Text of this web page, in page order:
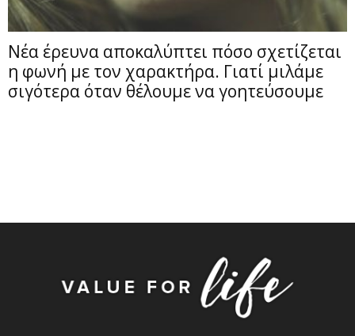
Νέα έρευνα αποκαλύπτει πόσο σχετίζεται
η φωνή με τον χαρακτήρα. Γιατί μιλάμε
σιγότερα όταν θέλουμε να γοητεύσουμε